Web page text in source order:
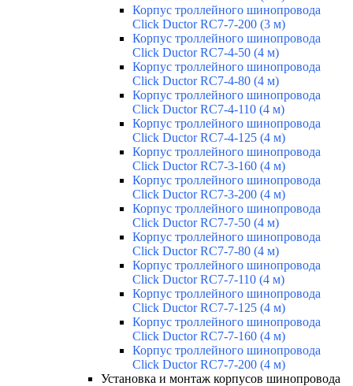
Корпус троллейного шинопровода
Click Ductor RC7-7-200 (3 м)
Корпус троллейного шинопровода
Click Ductor RC7-4-50 (4 м)
Корпус троллейного шинопровода
Click Ductor RC7-4-80 (4 м)
Корпус троллейного шинопровода
Click Ductor RC7-4-110 (4 м)
Корпус троллейного шинопровода
Click Ductor RC7-4-125 (4 м)
Корпус троллейного шинопровода
Click Ductor RC7-3-160 (4 м)
Корпус троллейного шинопровода
Click Ductor RC7-3-200 (4 м)
Корпус троллейного шинопровода
Click Ductor RC7-7-50 (4 м)
Корпус троллейного шинопровода
Click Ductor RC7-7-80 (4 м)
Корпус троллейного шинопровода
Click Ductor RC7-7-110 (4 м)
Корпус троллейного шинопровода
Click Ductor RC7-7-125 (4 м)
Корпус троллейного шинопровода
Click Ductor RC7-7-160 (4 м)
Корпус троллейного шинопровода
Click Ductor RC7-7-200 (4 м)
Установка и монтаж корпусов шинопровода